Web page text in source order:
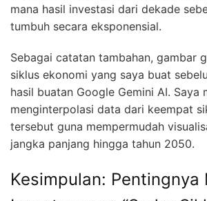
mana hasil investasi dari dekade
tumbuh secara eksponensial.
Sebagai catatan tambahan, gambar
siklus ekonomi yang saya buat
hasil buatan Google Gemini AI. Saya
menginterpolasi data dari keempat
tersebut guna mempermudah
jangka panjang hingga tahun 2050.
Kesimpulan: Pentingnya